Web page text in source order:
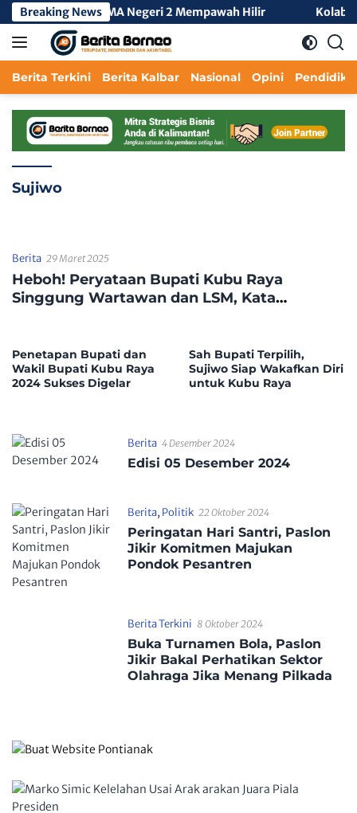
Langsung
ke
konten
Breaking News
Tengah 3 di SMA Negeri 2 Mempawah Hilir
Berita Terkini Berita Kalbar Nasional Opini
Sujiwo
Berita 29 Maret 2025
Heboh! Peryataan Bupati Kubu Raya
Singgung Wartawan dan LSM, Kata
Penetapan Bupati dan
Wakil Bupati Kubu Raya
2024 Sukses Digelar
Sah Bupati Terpilih,
Sujiwo Siap Wakafkan Diri
untuk Kubu Raya
Berita 4 Desember 2024
Edisi 05 Desember 2024
Berita, Politik 22 Oktober 2024
Peringatan Hari Santri, Paslon
Jikir Komitmen Majukan
Pondok Pesantren
Berita Terkini 8 Oktober 2024
Buka Turnamen Bola, Paslon
Jikir Bakal Perhatikan Sektor
Olahraga Jika Menang Pilkada